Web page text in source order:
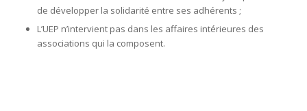
de développer la solidarité entre ses adhérents ;
L’UEP n’intervient pas dans les affaires intérieures des
associations qui la composent.